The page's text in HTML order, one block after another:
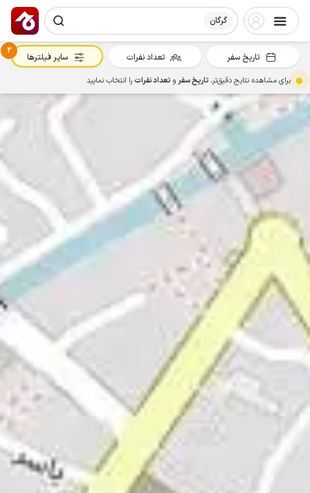
گرگان
تاریخ سفر تعداد نفرات
2
سایر فیلترها
برای مشاهده نتایج دقیق‌تر، تاریخ سفرو تعداد نفراترا انتخاب نمایید